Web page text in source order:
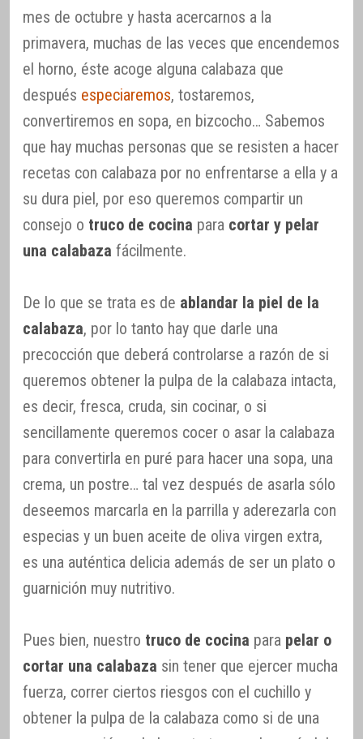
mes de octubre y hasta acercarnos a la
primavera, muchas de las veces que encendemos
el horno, éste acoge alguna calabaza que
después especiaremos, tostaremos,
convertiremos en sopa, en bizcocho… Sabemos
que hay muchas personas que se resisten a hacer
recetas con calabaza por no enfrentarse a ella y a
su dura piel, por eso queremos compartir un
consejo o truco de cocina para cortar y pelar
una calabaza fácilmente.
De lo que se trata es de ablandar la piel de la
calabaza, por lo tanto hay que darle una
precocción que deberá controlarse a razón de si
queremos obtener la pulpa de la calabaza intacta,
es decir, fresca, cruda, sin cocinar, o si
sencillamente queremos cocer o asar la calabaza
para convertirla en puré para hacer una sopa, una
crema, un postre… tal vez después de asarla sólo
deseemos marcarla en la parrilla y aderezarla con
especias y un buen aceite de oliva virgen extra,
es una auténtica delicia además de ser un plato o
guarnición muy nutritivo.
Pues bien, nuestro truco de cocina para pelar o
cortar una calabaza sin tener que ejercer mucha
fuerza, correr ciertos riesgos con el cuchillo y
obtener la pulpa de la calabaza como si de una